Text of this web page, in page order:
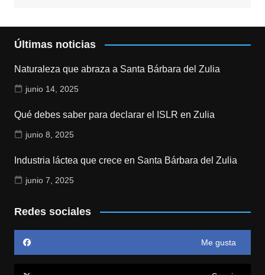
Últimas noticias
Naturaleza que abraza a Santa Bárbara del Zulia
junio 14, 2025
Qué debes saber para declarar el ISLR en Zulia
junio 8, 2025
Industria láctea que crece en Santa Bárbara del Zulia
junio 7, 2025
Redes sociales
Me gusta